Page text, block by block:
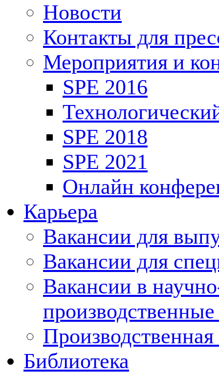
Новости
Контакты для
Мероприятия и
SPE 2016
SPE 2018
SPE 2021
Онлайн
Карьера
Вакансии для
Вакансии для
Вакансии в
Производственная
Библиотека